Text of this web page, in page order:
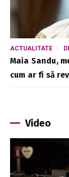
ACTUALITATE
Maia Sandu,
cum ar fi să
Video